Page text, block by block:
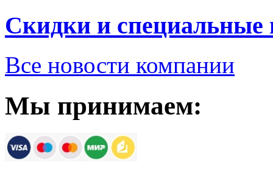
Скидки и специальные
Все новости компании
Мы принимаем: